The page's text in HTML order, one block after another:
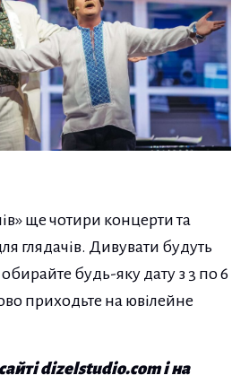
ще чотири концерти та
глядачів. Дивувати будуть
будь-яку дату з 3 по 6
приходьте на ювілейне
dizelstudio.com і на